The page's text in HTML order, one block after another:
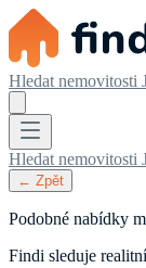
Hledat nemovitosti
Hledat nemovitosti
← Zpět
Podobné nabídky
Findi sleduje